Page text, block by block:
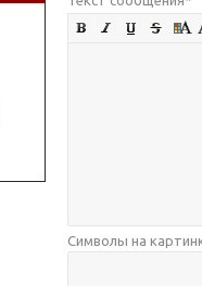
Символы на